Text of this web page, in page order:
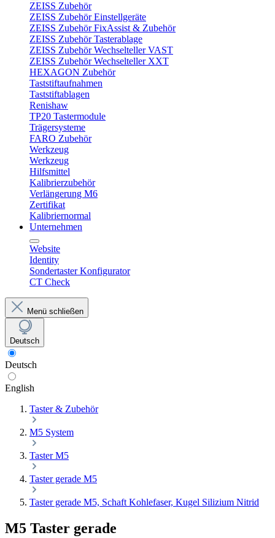
ZEISS Zubehör
ZEISS Zubehör Einstellgeräte
ZEISS Zubehör FixAssist & Zubehör
ZEISS Zubehör Tasterablage
ZEISS Zubehör Wechselteller VAST
ZEISS Zubehör Wechselteller XXT
HEXAGON Zubehör
Taststiftaufnahmen
Taststiftablagen
Renishaw
TP20 Tastermodule
Trägersysteme
FARO Zubehör
Werkzeug
Werkzeug
Hilfsmittel
Kalibrierzubehör
Verlängerung M6
Zertifikat
Kalibriernormal
Unternehmen
Website
Identity
Sondertaster Konfigurator
CT Check
Menü schließen
Deutsch
Deutsch
English
Taster & Zubehör
M5 System
Taster M5
Taster gerade M5
Taster gerade M5, Schaft Kohlefaser, Kugel Silizium Nitrid
M5 Taster gerade